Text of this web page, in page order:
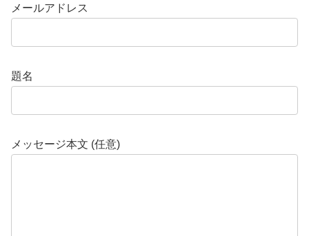
メールアドレス
題名
メッセージ本文 (任意)